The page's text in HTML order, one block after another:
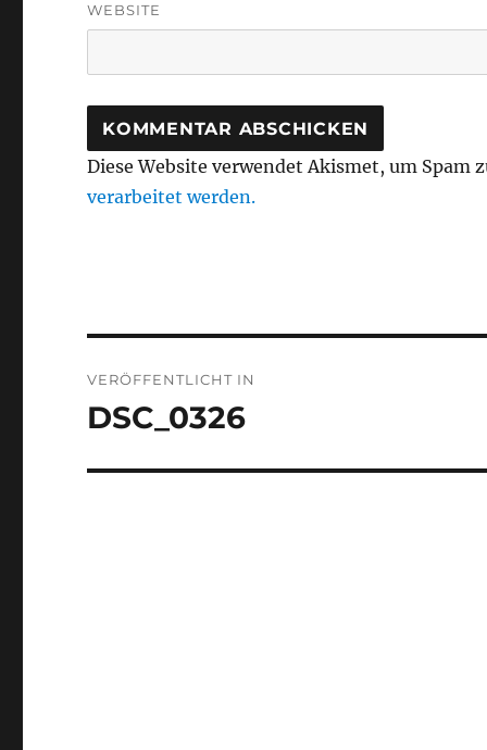
WEBSITE
Diese Website verwendet Akismet, um Spam
verarbeitet werden.
VERÖFFENTLICHT IN
DSC_0326